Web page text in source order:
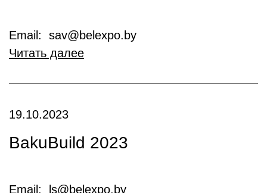
Email: sav@belexpo.by
Читать далее
19.10.2023
BakuBuild 2023
Email: ls@belexpo.by